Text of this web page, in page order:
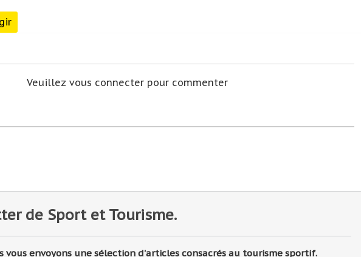
Veuillez vous connecter pour commenter
de Sport et Tourisme.
vous envoyons une sélection d'articles consacrés au tourisme sportif.